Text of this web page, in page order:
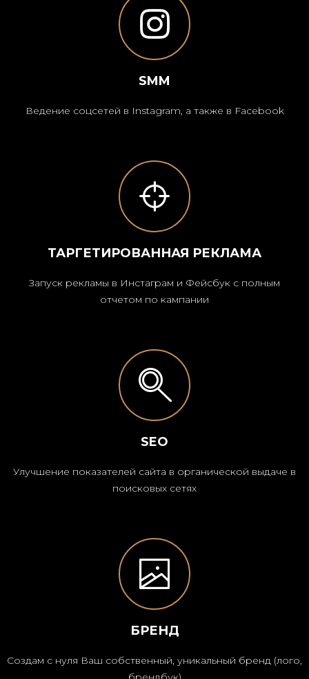
SMM
Ведение соцсетей в Instagram, а также в Facebook
ТАРГЕТИРОВАННАЯ РЕКЛАМА
Запуск рекламы в Инстаграм и Фейсбук с полным
отчетом по кампании
SEO
Улучшение показателей сайта в органической выдаче в
поисковых сетях
БРЕНД
Создам с нуля Ваш собственный, уникальный бренд (лого,